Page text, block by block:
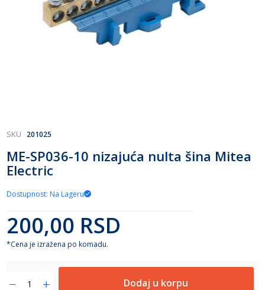
Skip
the
beginning
the
gallery
ME-SP036-10 nizajuća nulta šina Mitea
Electric
SKU 201025
Dostupnost: Na Lageru
200,00 RSD
*Cena je izražena po komadu.
Dodaj u korpu